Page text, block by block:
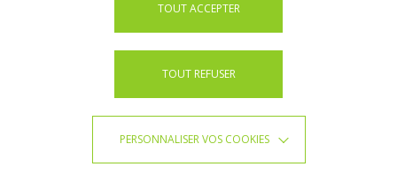
TOUT ACCEPTER
TOUT REFUSER
PERSONNALISER VOS COOKIES